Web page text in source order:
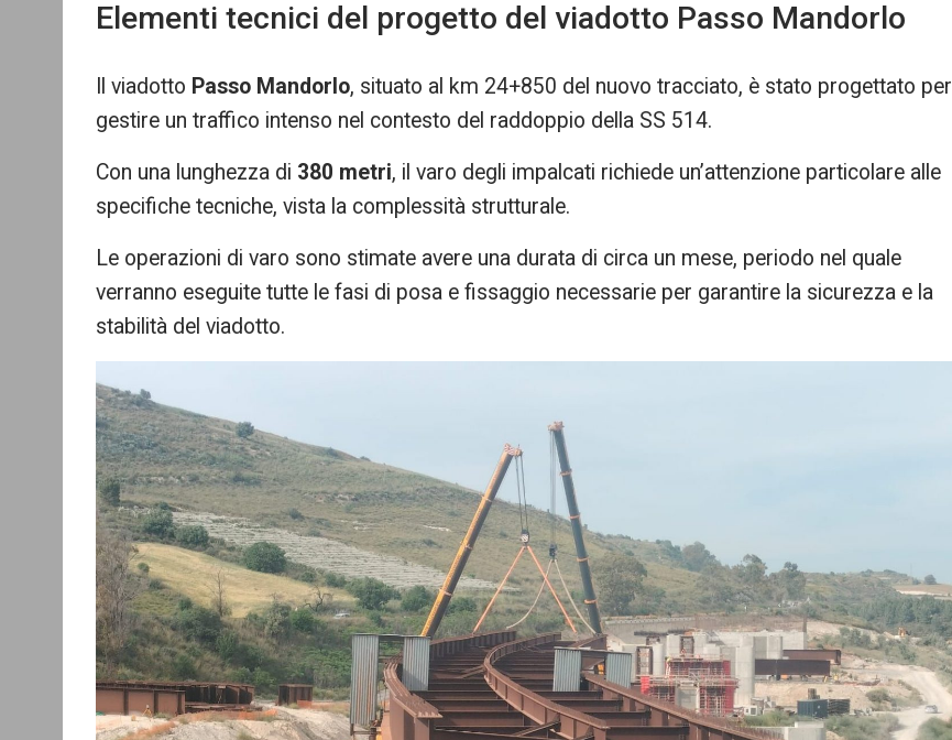
Elementi tecnici del progetto del viadotto Passo Mandorlo
Il viadotto Passo Mandorlo, situato al km 24+850 del nuovo tracciato, è stato progettato per
gestire un traffico intenso nel contesto del raddoppio della SS 514.
Con una lunghezza di 380 metri, il varo degli impalcati richiede un’attenzione particolare alle
specifiche tecniche, vista la complessità strutturale.
Le operazioni di varo sono stimate avere una durata di circa un mese, periodo nel quale
verranno eseguite tutte le fasi di posa e fissaggio necessarie per garantire la sicurezza e la
stabilità del viadotto.